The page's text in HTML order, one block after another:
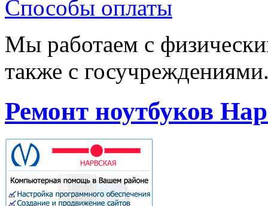
Способы оплаты
Мы работаем с
также с
Ремонт ноутбуков